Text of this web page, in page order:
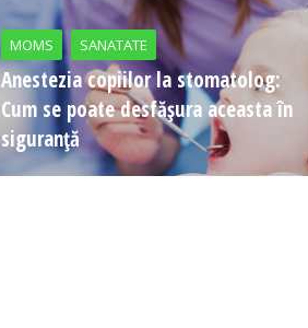
MOMS SANATATE
Anestezia copiilor la stomatolog:
Cum se poate desfășura aceasta în
siguranță